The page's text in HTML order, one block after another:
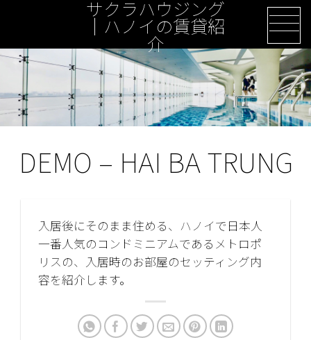
content
サクラハウジング
｜ハノイの賃貸紹
介
DEMO – HAI BA TRUNG
入居後にそのまま住める、ハノイで日本人
一番人気のコンドミニアムであるメトロポ
リスの、入居時のお部屋のセッティング内
容を紹介します。